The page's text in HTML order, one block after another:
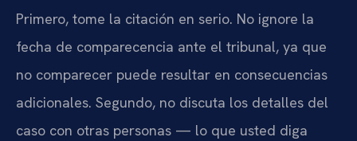
Primero, tome la citación en serio. No ignore la
fecha de comparecencia ante el tribunal, ya que
no comparecer puede resultar en consecuencias
adicionales. Segundo, no discuta los detalles del
caso con otras personas — lo que usted diga